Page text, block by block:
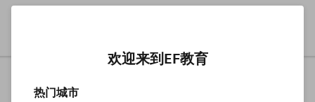
欢迎来到EF教育
热门城市